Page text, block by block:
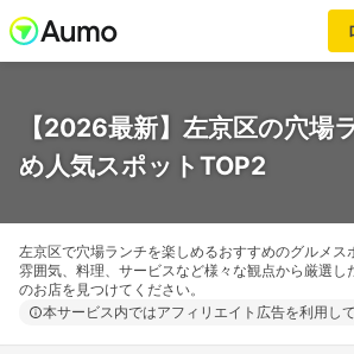
【2026最新】左京区の穴場
め人気スポットTOP2
左京区で穴場ランチを楽しめるおすすめのグルメス
雰囲気、料理、サービスなど様々な観点から厳選し
のお店を見つけてください。
本サービス内ではアフィリエイト広告を利用し